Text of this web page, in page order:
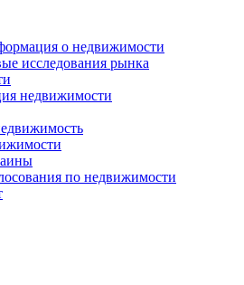
о недвижимости
исследования рынка
недвижимости
по недвижимости